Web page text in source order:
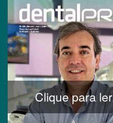
Clique para ler